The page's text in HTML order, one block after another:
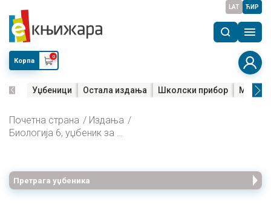
LAT ЋИР
Корпа
0
Уџбеници Остала издања Школски прибор Мала
Почетна страна
Издања
Биологија 6, уџбеник за шести разред
Претрага уџбеника